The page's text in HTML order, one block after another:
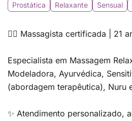
Prostática
Relaxante Sensual
💆‍♀️ Massagista certificada | 21
Especialista em Massagem
Modeladora, Ayurvédica,
(abordagem terapêutica), Nuru
✨ Atendimento personalizado,